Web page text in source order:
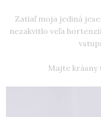
Zatiaľ moja jediná
nezakvitlo veľa
Majte krásny